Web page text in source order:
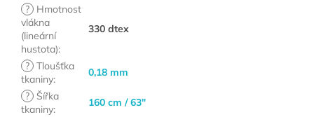
?
Hmotnost
vlákna
(lineární
hustota):
330 dtex
? Tloušťka
tkaniny:
0,18 mm
?
Šířka
tkaniny:
160 cm / 63"